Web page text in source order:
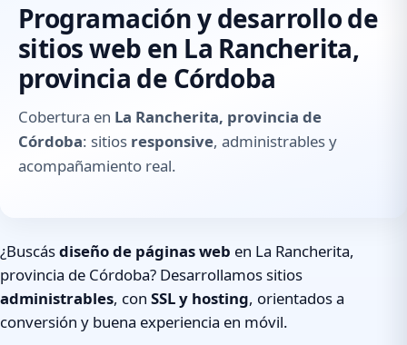
Programación y desarrollo de
sitios web en La Rancherita,
provincia de Córdoba
Cobertura en La Rancherita, provincia de
Córdoba: sitios responsive, administrables y
acompañamiento real.
¿Buscásdiseño de páginas web en La Rancherita,
provincia de Córdoba? Desarrollamos sitios
administrables, con SSL y hosting, orientados a
conversión y buena experiencia en móvil.